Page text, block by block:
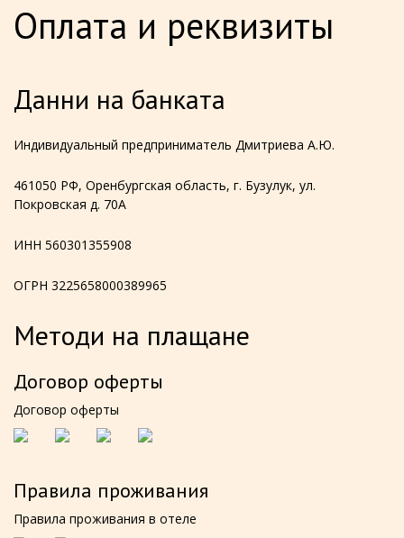
Оплата и реквизиты
Данни на банката
Индивидуальный предприниматель Дмитриева А.Ю.
461050 РФ, Оренбургская область, г. Бузулук, ул.
Покровская д. 70А
ИНН 560301355908
ОГРН 3225658000389965
Методи на плащане
Договор оферты
Договор оферты
Правила проживания
Правила проживания в отеле